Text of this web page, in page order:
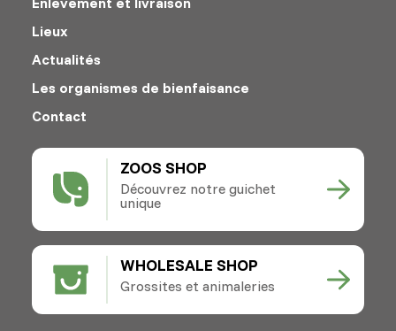
ZOOS SHOP
Découvrez notre guichet
unique
WHOLESALE SHOP
Grossites et animaleries
Lieux
Actualités
Les organismes de bienfaisance
Contact